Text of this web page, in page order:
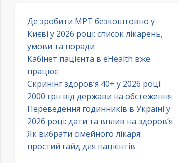
Де зробити МРТ безкоштовно у
Києві у 2026 році: список лікарень,
умови та поради
Кабінет пацієнта в eHealth вже
працює
Скринінг здоров’я 40+ у 2026 році:
2000 грн від держави на обстеження
Переведення годинників в Україні у
2026 році: дати та вплив на здоров’я
Як вибрати сімейного лікаря:
простий гайд для пацієнтів